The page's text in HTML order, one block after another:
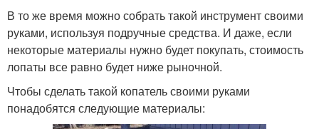
В то же время можно собрать такой инструмент своими
руками, используя подручные средства. И даже, если
некоторые материалы нужно будет покупать, стоимость
лопаты все равно будет ниже рыночной.
Чтобы сделать такой копатель своими руками
понадобятся следующие материалы: